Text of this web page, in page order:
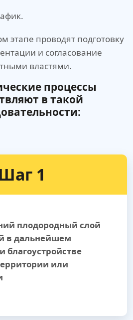
этапе проводят подготовку
и согласование
властями.
процессы
в такой
1
плодородный слой
в дальнейшем
благоустройстве
или